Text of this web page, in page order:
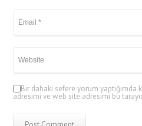
Bir dahaki sefere yorum yaptığımda
adresimi ve web site adresimi bu